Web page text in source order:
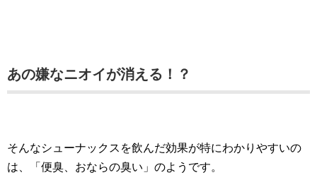
あの嫌なニオイが消える！？
そんなシューナックスを飲んだ効果が特にわかりやすいの
は、「便臭、おならの臭い」のようです。